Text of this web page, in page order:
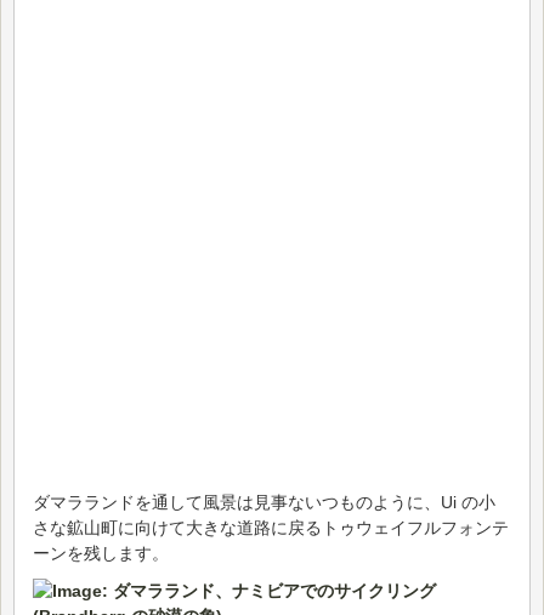
ダマラランドを通して風景は見事ないつものように、Ui の小
さな鉱山町に向けて大きな道路に戻るトゥウェイフルフォンテ
ーンを残します。